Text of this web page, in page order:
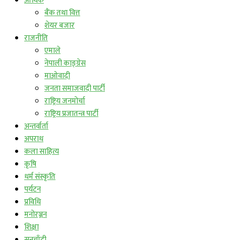
बैंक तथा वित्त
शेयर बजार
राजनीति
एमाले
नेपाली काङ्ग्रेस
माओवादी
जनता समाजवादी पार्टी
राष्ट्रिय जनमोर्चा
राष्ट्रिय प्रजातन्त्र पार्टी
अन्तर्वार्ता
अपराध
कला साहित्य
कृषि
धर्म संस्कृति
पर्यटन
प्रविधि
मनोरञ्जन
शिक्षा